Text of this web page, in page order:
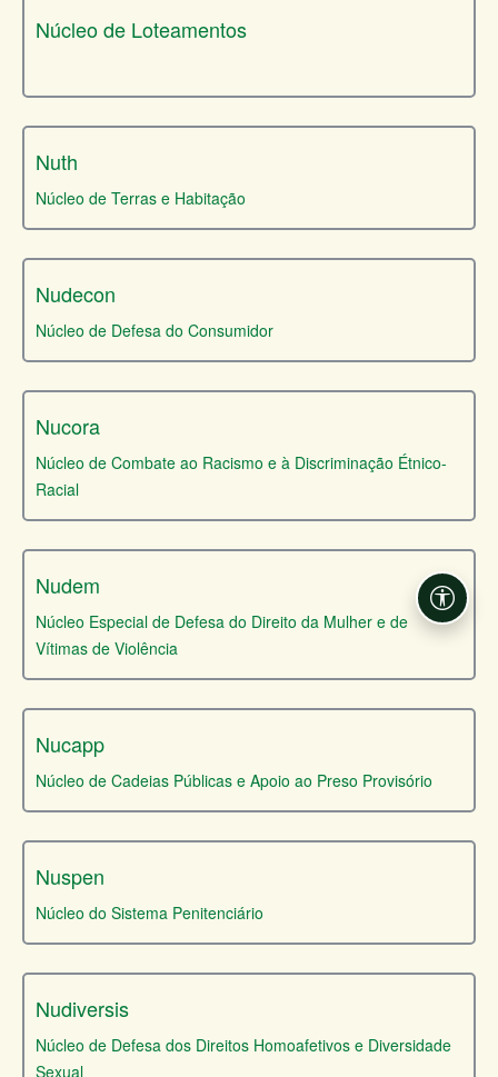
Núcleo de Loteamentos
Nuth
Núcleo de Terras e Habitação
Nudecon
Núcleo de Defesa do Consumidor
Nucora
Núcleo de Combate ao Racismo e à Discriminação Étnico-
Racial
Nudem
Núcleo Especial de Defesa do Direito da Mulher e de
Vítimas de Violência
Nucapp
Núcleo de Cadeias Públicas e Apoio ao Preso Provisório
Nuspen
Núcleo do Sistema Penitenciário
Nudiversis
Núcleo de Defesa dos Direitos Homoafetivos e Diversidade
Sexual